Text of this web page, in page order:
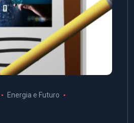
Energia e Futuro